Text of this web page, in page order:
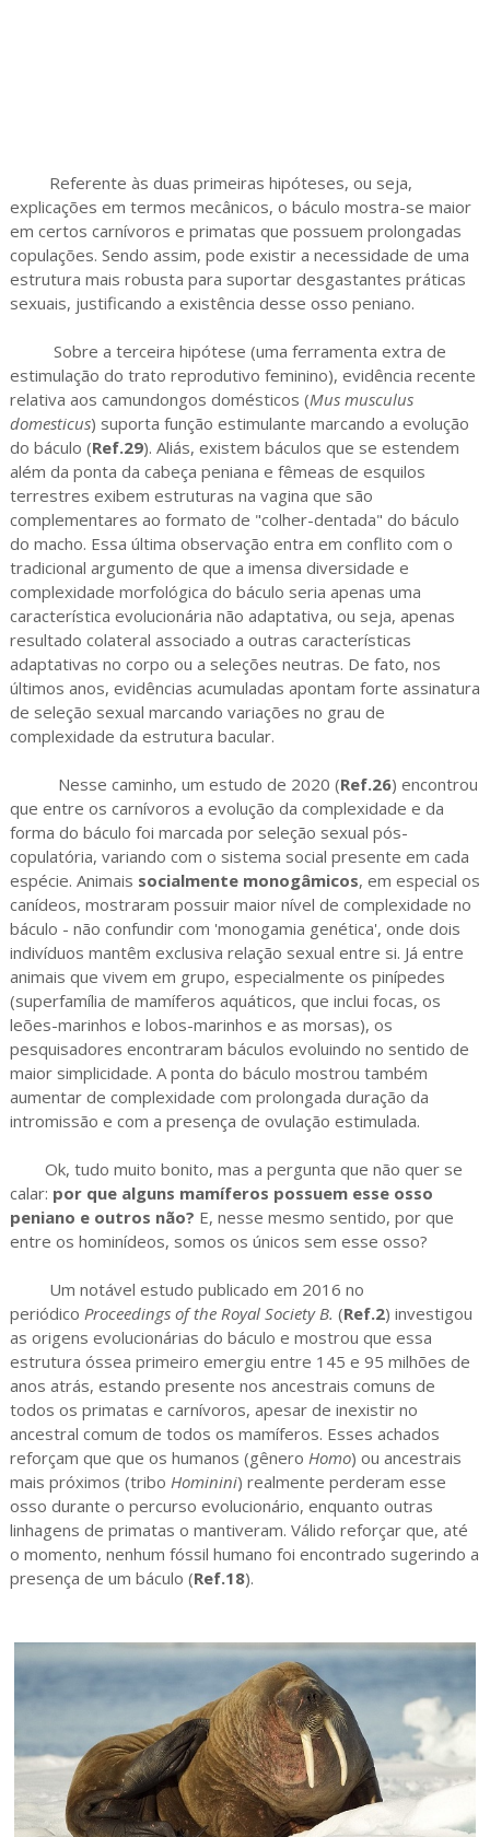
Referente às duas primeiras hipóteses, ou seja,
explicações em termos mecânicos, o báculo mostra-se maior
em certos carnívoros e primatas que possuem prolongadas
copulações. Sendo assim, pode existir a necessidade de uma
estrutura mais robusta para suportar desgastantes práticas
sexuais, justificando a existência desse osso peniano.
Sobre a terceira hipótese (uma ferramenta extra de
estimulação do trato reprodutivo feminino), evidência recente
relativa aos camundongos domésticos (Mus musculus
domesticus) suporta função estimulante marcando a evolução
do báculo (Ref.29). Aliás, existem báculos que se estendem
além da ponta da cabeça peniana e fêmeas de esquilos
terrestres exibem estruturas na vagina que são
complementares ao formato de "colher-dentada" do báculo
do macho. Essa última observação entra em conflito com o
tradicional argumento de que a imensa diversidade e
complexidade morfológica do báculo seria apenas uma
característica evolucionária não adaptativa, ou seja, apenas
resultado colateral associado a outras características
adaptativas no corpo ou a seleções neutras. De fato, nos
últimos anos, evidências acumuladas apontam forte assinatura
de seleção sexual marcando variações no grau de
complexidade da estrutura bacular.
Nesse caminho, um estudo de 2020 (Ref.26) encontrou
que entre os carnívoros a evolução da complexidade e da
forma do báculo foi marcada por seleção sexual pós-
copulatória, variando com o sistema social presente em cada
espécie. Animais socialmente monogâmicos, em especial os
canídeos, mostraram possuir maior nível de complexidade no
báculo - não confundir com 'monogamia genética', onde dois
indivíduos mantêm exclusiva relação sexual entre si. Já entre
animais que vivem em grupo, especialmente os pinípedes
(superfamília de mamíferos aquáticos, que inclui focas, os
leões-marinhos e lobos-marinhos e as morsas), os
pesquisadores encontraram báculos evoluindo no sentido de
maior simplicidade. A ponta do báculo mostrou também
aumentar de complexidade com prolongada duração da
intromissão e com a presença de ovulação estimulada.
Ok, tudo muito bonito, mas a pergunta que não quer se
calar: por que alguns mamíferos possuem esse osso
peniano e outros não? E, nesse mesmo sentido, por que
entre os hominídeos, somos os únicos sem esse osso?
Um notável estudo publicado em 2016 no
periódico Proceedings of the Royal Society B. (Ref.2) investigou
as origens evolucionárias do báculo e mostrou que essa
estrutura óssea primeiro emergiu entre 145 e 95 milhões de
anos atrás, estando presente nos ancestrais comuns de
todos os primatas e carnívoros, apesar de inexistir no
ancestral comum de todos os mamíferos. Esses achados
reforçam que que os humanos (gênero Homo) ou ancestrais
mais próximos (tribo Hominini) realmente perderam esse
osso durante o percurso evolucionário, enquanto outras
linhagens de primatas o mantiveram. Válido reforçar que, até
o momento, nenhum fóssil humano foi encontrado sugerindo a
presença de um báculo (Ref.18).